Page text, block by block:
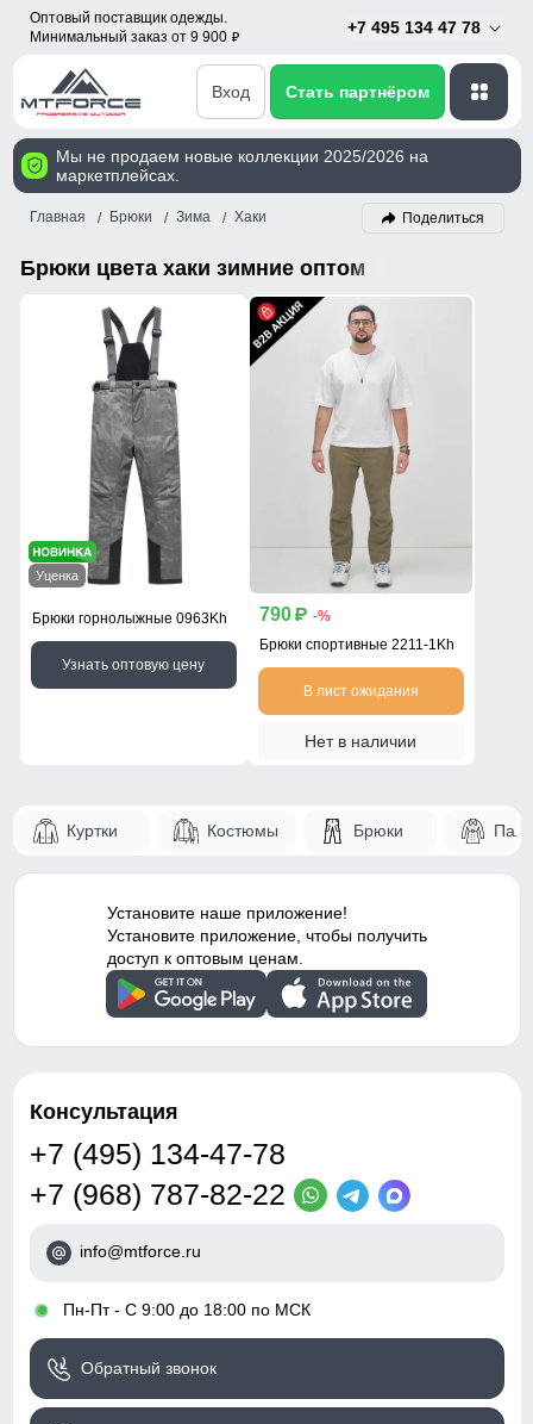
Оптовый поставщик одежды.
Минимальный заказ от 9 900 p
+7 495 134 47 78
Вход Стать партнёром
Мы не продаем новые коллекции 2025/2026 на
маркетплейсах.
Главная Брюки Зима Хаки Поделиться
Брюки цвета хаки зимние оптом
Уценка
Брюки горнолыжные 0963Kh
Узнать оптовую цену
790 p -%
Брюки спортивные 2211-1Kh
В лист ожидания
Нет в наличии
Куртки Костюмы Брюки
Установите наше приложение!
Установите приложение, чтобы получить
доступ к оптовым ценам.
Консультация
+7 (495) 134-47-78
+7 (968) 787-82-22
info@mtforce.ru
• Пн-Пт - С 9:00 до 18:00 по МСК
Обратный звонок